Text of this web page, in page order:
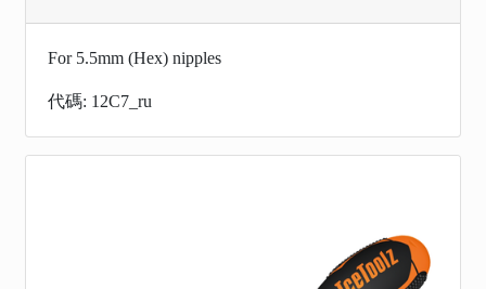
For 5.5mm (Hex) nipples
代碼: 12C7_ru